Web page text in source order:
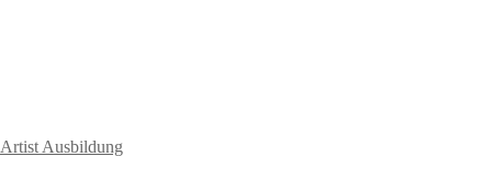
Ausbildung